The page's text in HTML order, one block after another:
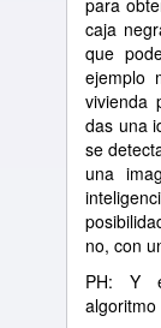
para
caja
que
ejemplo
vivienda
das una
se
una
no, con
PH: Y